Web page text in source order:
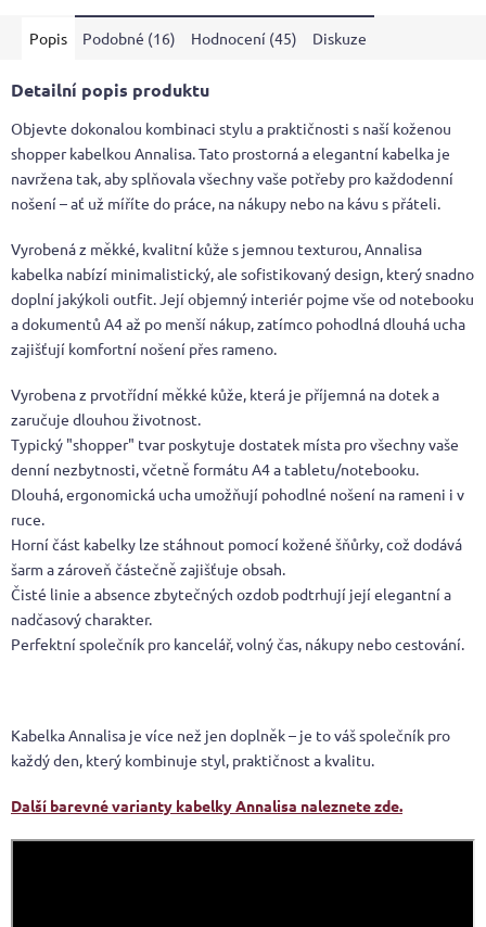
Popis Podobné (16) Hodnocení (45) Diskuze
Detailní popis produktu
Objevte dokonalou kombinaci stylu a praktičnosti s naší koženou
shopper kabelkou Annalisa. Tato prostorná a elegantní kabelka je
navržena tak, aby splňovala všechny vaše potřeby pro každodenní
nošení – ať už míříte do práce, na nákupy nebo na kávu s přáteli.
Vyrobená z měkké, kvalitní kůže s jemnou texturou, Annalisa
kabelka nabízí minimalistický, ale sofistikovaný design, který snadno
doplní jakýkoli outfit. Její objemný interiér pojme vše od notebooku
a dokumentů A4 až po menší nákup, zatímco pohodlná dlouhá ucha
zajišťují komfortní nošení přes rameno.
Vyrobena z prvotřídní měkké kůže, která je příjemná na dotek a
zaručuje dlouhou životnost.
Typický "shopper" tvar poskytuje dostatek místa pro všechny vaše
denní nezbytnosti, včetně formátu A4 a tabletu/notebooku.
Dlouhá, ergonomická ucha umožňují pohodlné nošení na rameni i v
ruce.
Horní část kabelky lze stáhnout pomocí kožené šňůrky, což dodává
šarm a zároveň částečně zajišťuje obsah.
Čisté linie a absence zbytečných ozdob podtrhují její elegantní a
nadčasový charakter.
Perfektní společník pro kancelář, volný čas, nákupy nebo cestování.
Kabelka Annalisa je více než jen doplněk – je to váš společník pro
každý den, který kombinuje styl, praktičnost a kvalitu.
Další barevné varianty kabelky Annalisa naleznete zde.